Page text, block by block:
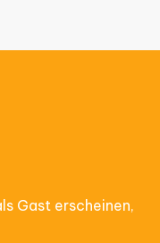
Gast erscheinen,